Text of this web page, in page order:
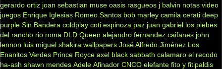
gerardo ortiz joan sebastian muse oasis rasgueos j balvin notas video
juegos Enrique Iglesias Romeo Santos bob marley camila cerati deep
purple Sin Bandera coldplay coti espinoza paz juan gabriel los plebes
del rancho rio roma DLD Queen alejandro fernandez caifanes john
lennon luis miguel shakira wallpapers José Alfredo Jiménez Los
Enanitos Verdes Prince Royce axel black sabbath calamaro el recodo
ha-ash shawn mendes Adele Afinador CNCO elefante fito y fitipaldis